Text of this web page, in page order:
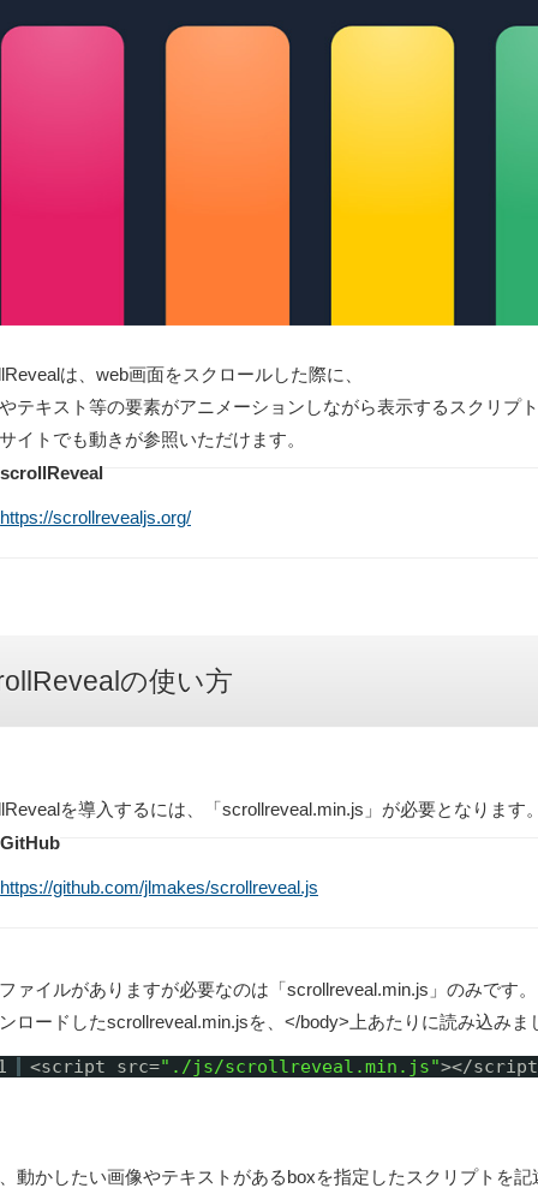
は、web画面をスクロールした際に、
テキスト等の要素がアニメーションしながら表示するスクリプ
イトでも動きが参照いただけます。
scrollReveal
https://scrollrevealjs.org/
の使い方
を導入するには、「scrollreveal.min.js」が必要となりま
GitHub
https://github.com/jlmakes/scrollreveal.js
ァイルがありますが必要なのは「scrollreveal.min.js」のみです。
ロードしたscrollreveal.min.jsを、</body>上あたりに読み込みま
<script src="./js/scrollreveal.min.js"></
動かしたい画像やテキストがあるboxを指定したスクリプトを